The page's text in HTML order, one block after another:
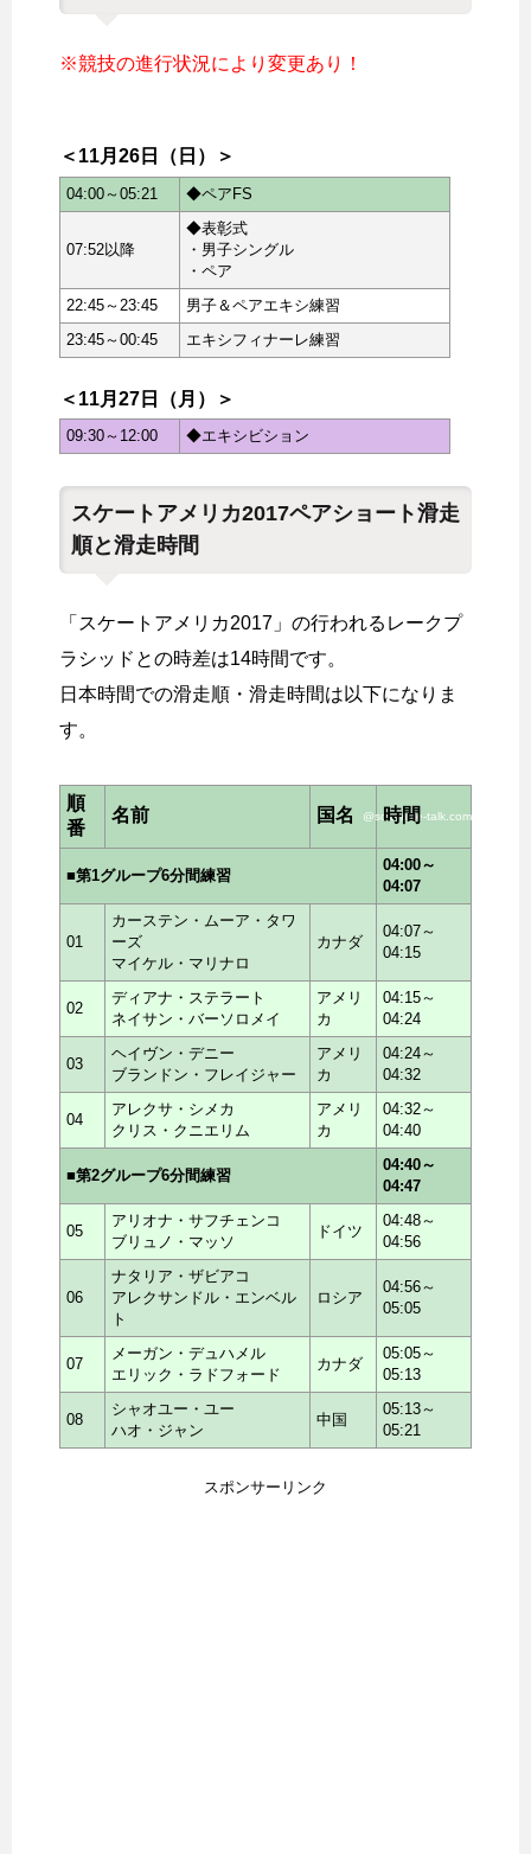
※競技の進行状況により変更あり！
＜11月26日（日）＞
04:00～05:21 ◆ペアFS
07:52以降
◆表彰式
・男子シングル
・ペア
22:45～23:45
男子＆ペアエキシ練習
23:45～00:45
エキシフィナーレ練習
＜11月27日（月）＞
09:30～12:00 ◆エキシビション
スケートアメリカ2017ペアショート滑走
順と滑走時間
「スケートアメリカ2017」の行われるレークプ
ラシッドとの時差は14時間です。
日本時間での滑走順・滑走時間は以下になりま
す。
@scramble-talk.com
順
番
名前 国名 時間
■第1グループ6分間練習
04:00～
04:07
01
カーステン・ムーア・タワ
ーズ
マイケル・マリナロ
カナダ
04:07～
04:15
02
ディアナ・ステラート
ネイサン・バーソロメイ
アメリ
カ
04:15～
04:24
03
ヘイヴン・デニー
ブランドン・フレイジャー
アメリ
カ
04:24～
04:32
04
アレクサ・シメカ
クリス・クニエリム
アメリ
カ
04:32～
04:40
■第2グループ6分間練習
04:40～
04:47
05
アリオナ・サフチェンコ
ブリュノ・マッソ
ドイツ
04:48～
04:56
06
ナタリア・ザビアコ
アレクサンドル・エンベル
ト
ロシア
04:56～
05:05
07
メーガン・デュハメル
エリック・ラドフォード
カナダ
05:05～
05:13
08
シャオユー・ユー
ハオ・ジャン
中国
05:13～
05:21
スポンサーリンク